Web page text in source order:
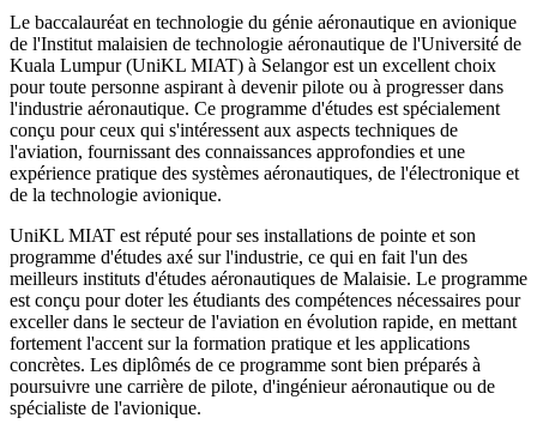
Le baccalauréat en technologie du génie aéronautique en avionique
de l'Institut malaisien de technologie aéronautique de l'Université de
Kuala Lumpur (UniKL MIAT) à Selangor est un excellent choix
pour toute personne aspirant à devenir pilote ou à progresser dans
l'industrie aéronautique. Ce programme d'études est spécialement
conçu pour ceux qui s'intéressent aux aspects techniques de
l'aviation, fournissant des connaissances approfondies et une
expérience pratique des systèmes aéronautiques, de l'électronique et
de la technologie avionique.
UniKL MIAT est réputé pour ses installations de pointe et son
programme d'études axé sur l'industrie, ce qui en fait l'un des
meilleurs instituts d'études aéronautiques de Malaisie. Le programme
est conçu pour doter les étudiants des compétences nécessaires pour
exceller dans le secteur de l'aviation en évolution rapide, en mettant
fortement l'accent sur la formation pratique et les applications
concrètes. Les diplômés de ce programme sont bien préparés à
poursuivre une carrière de pilote, d'ingénieur aéronautique ou de
spécialiste de l'avionique.